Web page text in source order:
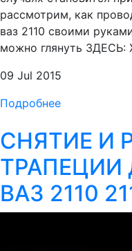
рассмотрим, как
ваз 2110 своими
можно глянуть
09 Jul 2015
Подробнее
СНЯТИЕ И
ТРАПЕЦИИ
ВАЗ 2110